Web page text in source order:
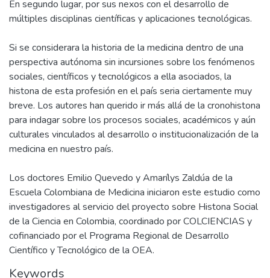
En segundo lugar, por sus nexos con el desarrollo de
múltiples disciplinas científicas y aplicaciones tecnológicas.
Si se considerara la historia de la medicina dentro de una
perspectiva autónoma sin incursiones sobre los fenómenos
sociales, científicos y tecnológicos a ella asociados, la
histona de esta profesión en el país seria ciertamente muy
breve. Los autores han querido ir más allá de la cronohistona
para indagar sobre los procesos sociales, académicos y aún
culturales vinculados al desarrollo o institucionalización de la
medicina en nuestro país.
Los doctores Emilio Quevedo y Amarílys Zaldúa de la
Escuela Colombiana de Medicina iniciaron este estudio como
investigadores al servicio del proyecto sobre Histona Social
de la Ciencia en Colombia, coordinado por COLCIENCIAS y
cofinanciado por el Programa Regional de Desarrollo
Científico y Tecnológico de la OEA.
Keywords